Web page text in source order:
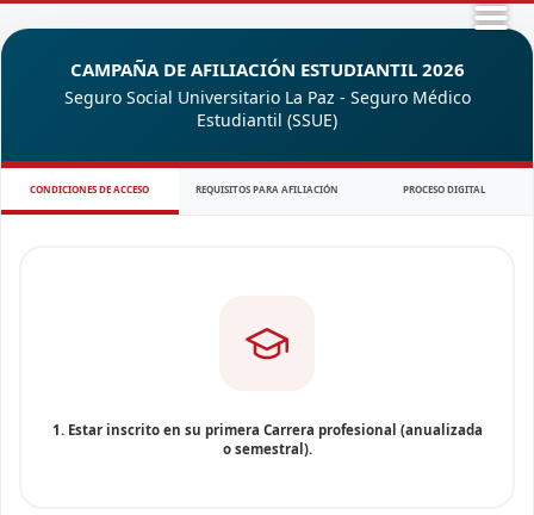
CAMPAÑA DE AFILIACIÓN ESTUDIANTIL 2026
Seguro Social Universitario La Paz - Seguro Médico
Estudiantil (SSUE)
CONDICIONES DE ACCESO REQUISITOS PARA AFILIACIÓN PROCESO DIGITAL
1. Estar inscrito en su primera Carrera profesional (anualizada
o semestral).